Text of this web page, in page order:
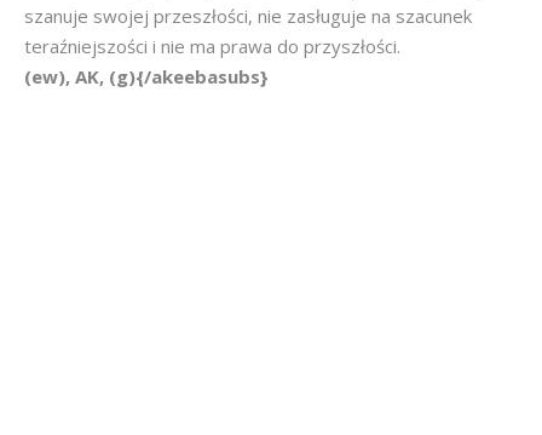
szanuje swojej przeszłości, nie zasługuje na szacunek
teraźniejszości i nie ma prawa do przyszłości.
(ew), AK, (g){/akeebasubs}